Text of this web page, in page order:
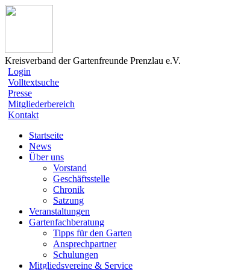
Kreisverband der Gartenfreunde Prenzlau e.V.
Login
Volltextsuche
Presse
Mitgliederbereich
Kontakt
Startseite
News
Über uns
Vorstand
Geschäftsstelle
Chronik
Satzung
Veranstaltungen
Gartenfachberatung
Tipps für den Garten
Ansprechpartner
Schulungen
Mitgliedsvereine & Service